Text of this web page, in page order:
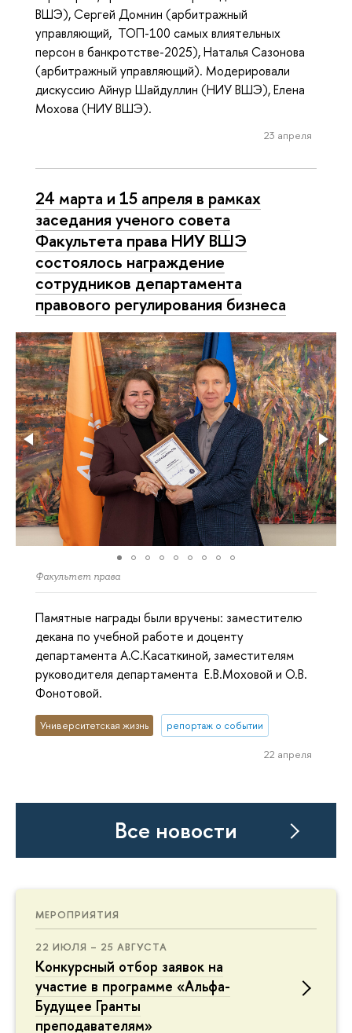
МЕРОПРИЯТИЯ
22 ИЮЛЯ – 25 АВГУСТА
Конкурсный отбор заявок на
участие в программе «Альфа-
Будущее Гранты
преподавателям»
ВШЭ), Сергей Домнин (арбитражный
управляющий, ТОП-100 самых влиятельных
персон в банкротстве-2025), Наталья Сазонова
(арбитражный управляющий). Модерировали
дискуссию Айнур Шайдуллин (НИУ ВШЭ), Елена
Мохова (НИУ ВШЭ).
23 апреля
24 марта и 15 апреля в рамках
заседания ученого совета
Факультета права НИУ ВШЭ
состоялось награждение
сотрудников департамента
правового регулирования бизнеса
Факультет права
Памятные награды были вручены: заместителю
декана по учебной работе и доценту
департамента А.С.Касаткиной, заместителям
руководителя департамента Е.В.Моховой и О.В.
Фонотовой.
Университетская жизнь репортаж о событии
22 апреля
Все новости